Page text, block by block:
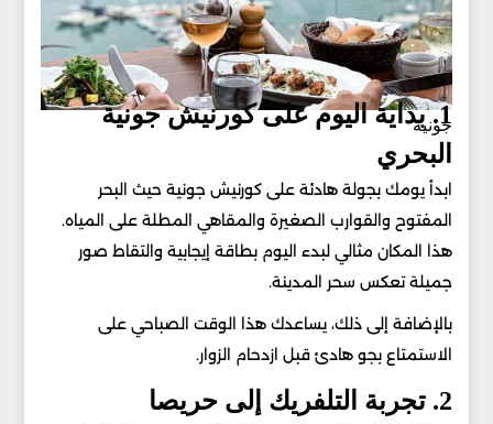
جونيه
1. بداية اليوم على كورنيش جونية
البحري
ابدأ يومك بجولة هادئة على كورنيش جونية حيث البحر
المفتوح والقوارب الصغيرة والمقاهي المطلة على المياه.
هذا المكان مثالي لبدء اليوم بطاقة إيجابية والتقاط صور
جميلة تعكس سحر المدينة.
بالإضافة إلى ذلك، يساعدك هذا الوقت الصباحي على
الاستمتاع بجو هادئ قبل ازدحام الزوار.
2. تجربة التلفريك إلى حريصا